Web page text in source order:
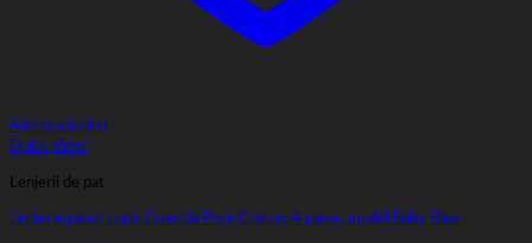
Add to wishlist
Quick View
Lenjerii de pat
Lenjerie patut copii, Colectia Pure Cotton, 4 piese, model Baby Blue